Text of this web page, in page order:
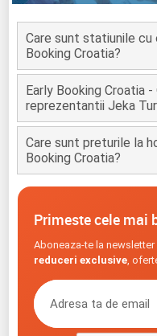
Care sunt statiunile
Booking Croatia?
Early Booking Croatia
reprezentantii Jeka
Care sunt preturile la
Booking Croatia?
Primeste cele mai
Aboneaza-te la
reduceri exclusive,